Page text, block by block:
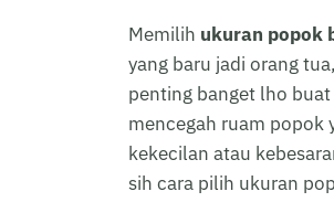
Memilih ukuran popok
yang baru jadi orang
penting banget lho
mencegah ruam popok
kekecilan atau
sih cara pilih ukuran